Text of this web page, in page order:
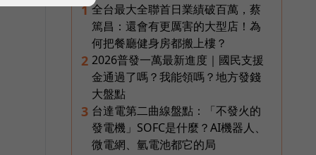
1 全台最大全聯首日業績破百萬，蔡
篤昌：還會有更厲害的大型店！為
何把餐廳健身房都搬上樓？
2 2026普發一萬最新進度｜國民支援
金通過了嗎？我能領嗎？地方發錢
大盤點
3 台達電第二曲線盤點：「不發火的
發電機」SOFC是什麼？AI機器人、
微電網、氫電池都它的局